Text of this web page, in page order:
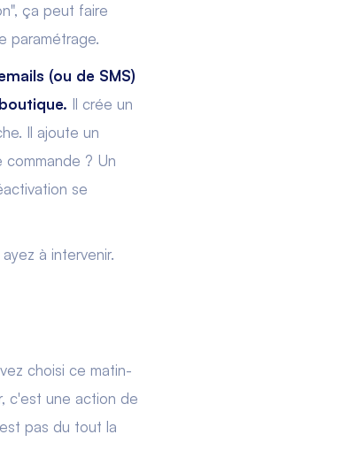
ça peut faire
paramétrage.
(ou de SMS)
Il crée un
Il ajoute un
? Un
se
à intervenir.
choisi ce matin-
c'est une action de
pas du tout la